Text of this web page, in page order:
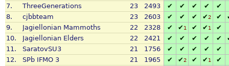
7.
ThreeGenerations 23 2493 ✔ ✔ ✔ ✔ ✔
8.
cjbbteam 23 2603 ✔ ✔ ✔ ✔2 ✔
9.
Jagiellonian Mammoths 22 2328 ✔ ✔1 ✔ ✔1 ✔
10.
Jagiellonian Elders 22 2421 ✔ ✔ ✔ ✔ ✔
11.
SaratovSU3 21 1756 ✔ ✔ ✔ ✔ ✔
12.
SPb IFMO 3 21 1965 ✔ ✔2 ✔ ✔1 ✔